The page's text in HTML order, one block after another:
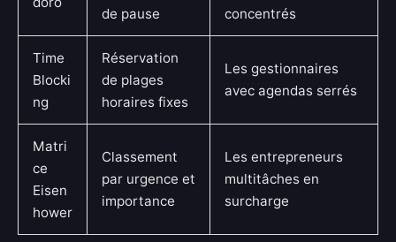
de pause
concentrés
Time
Blocki
ng
Réservation
de plages
horaires fixes
Les gestionnaires
avec agendas serrés
Matri
ce
Eisen
hower
Classement
par urgence et
importance
Les entrepreneurs
multitâches en
surcharge